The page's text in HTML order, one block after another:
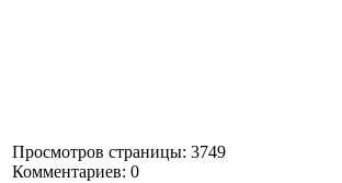
Просмотров страницы: 3749
Комментариев: 0